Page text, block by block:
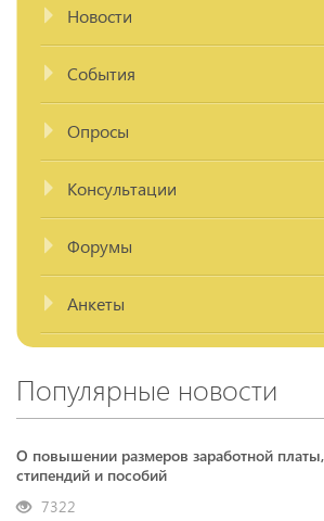
Новости
События
Опросы
Консультации
Форумы
Анкеты
Популярные новости
О повышении размеров заработной
стипендий и пособий
7322